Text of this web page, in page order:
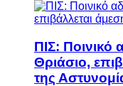
ΠΙΣ: Ποινικό
Θριάσιο,
της